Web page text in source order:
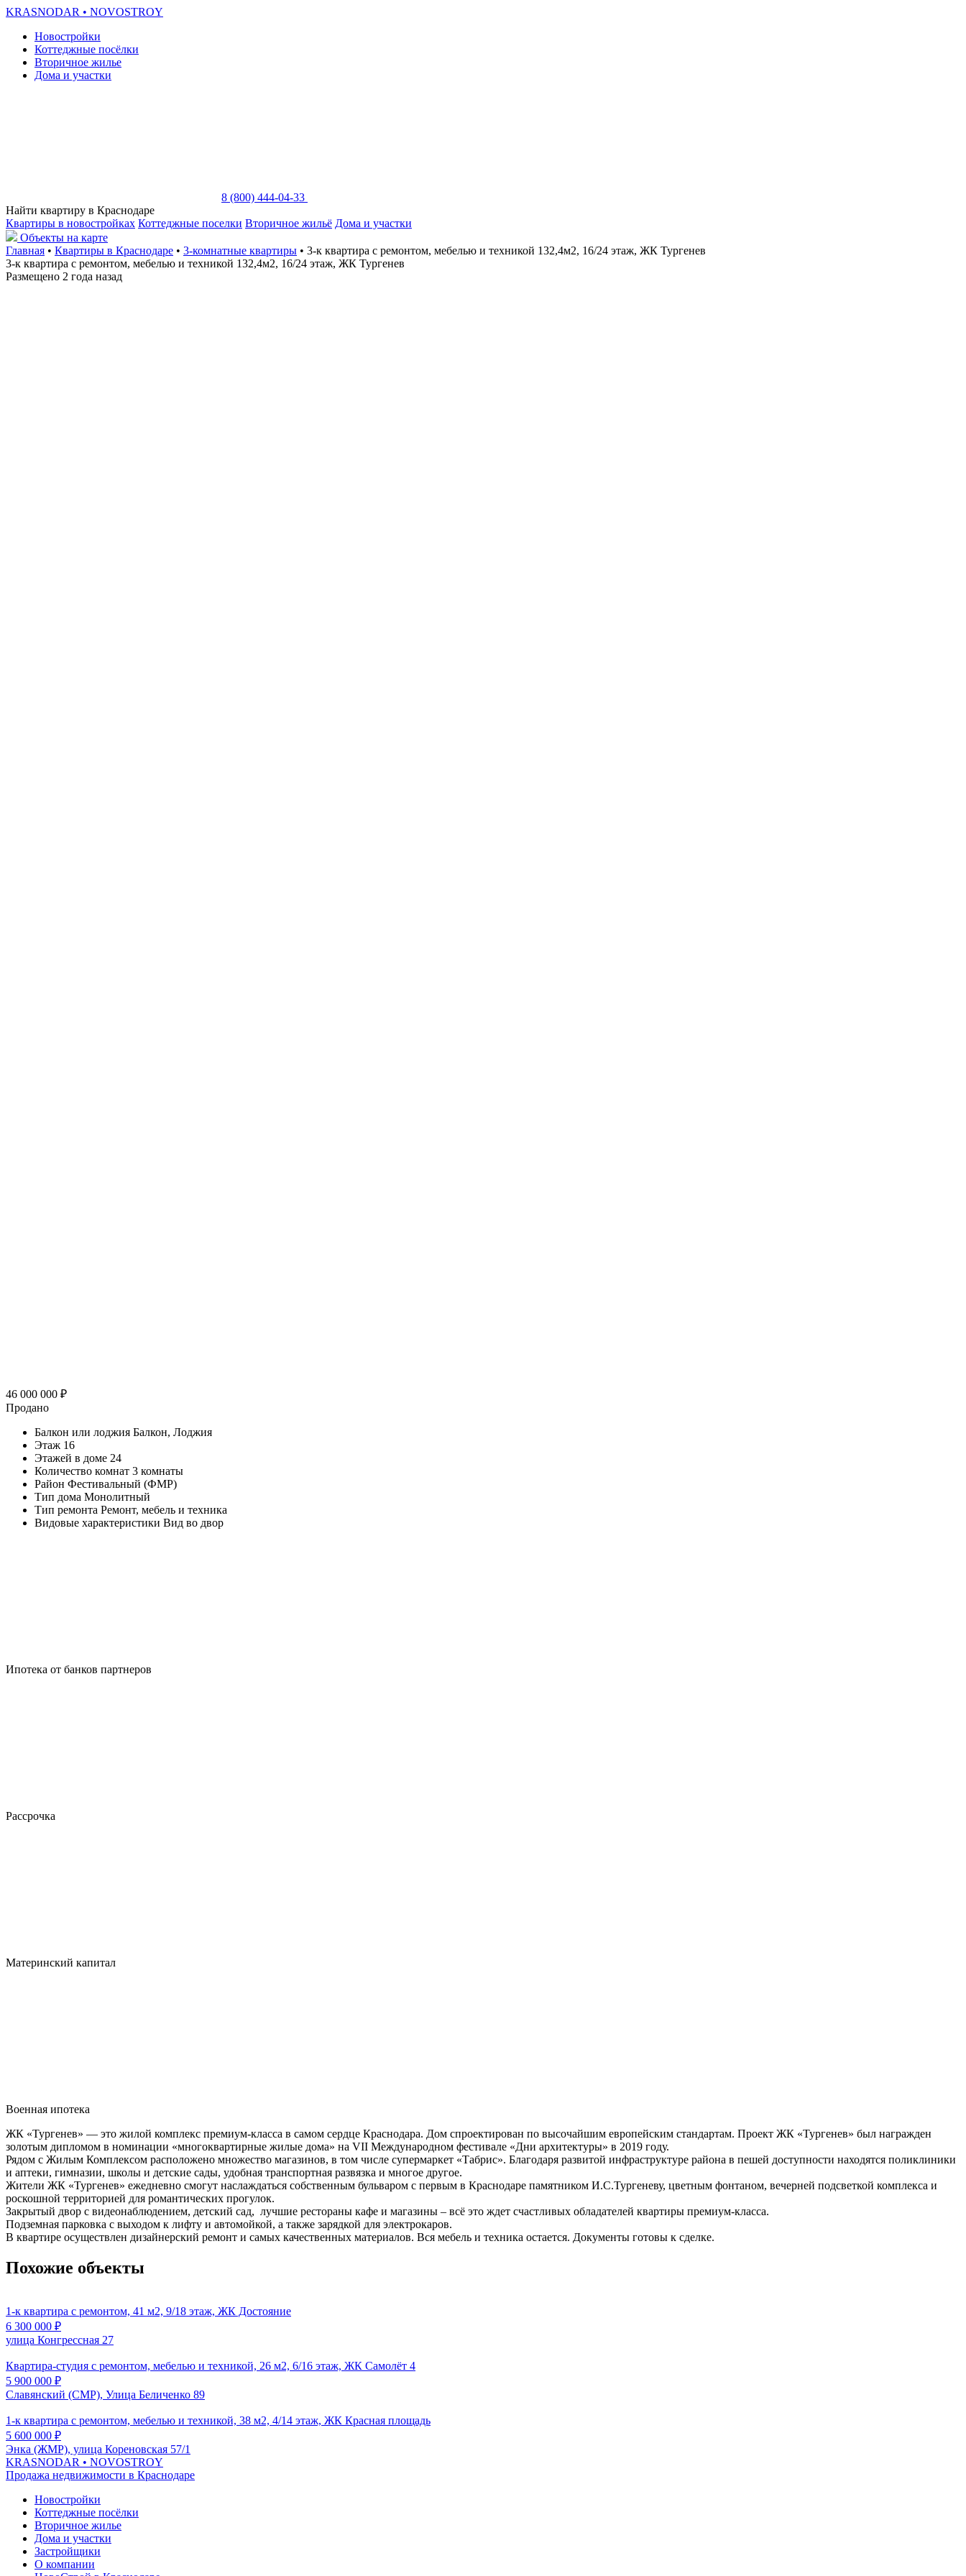
KRASNODAR • NOVOSTROY
Новостройки
Коттеджные посёлки
Вторичное жилье
Дома и участки
8 (800) 444-04-33
Найти квартиру в Краснодаре
Квартиры в новостройках Коттеджные поселки Вторичное жильё Дома и участки
Объекты на карте
Главная • Квартиры в Краснодаре • 3-комнатные квартиры • 3-к квартира с ремонтом, мебелью и техникой 132,4м2, 16/24 этаж, ЖК Тургенев
3-к квартира с ремонтом, мебелью и техникой 132,4м2, 16/24 этаж, ЖК Тургенев
Размещено 2 года назад
46 000 000 ₽
Продано
Балкон или лоджия Балкон, Лоджия
Этаж 16
Этажей в доме 24
Количество комнат 3 комнаты
Район Фестивальный (ФМР)
Тип дома Монолитный
Тип ремонта Ремонт, мебель и техника
Видовые характеристики Вид во двор
Ипотека от банков партнеров
Рассрочка
Материнский капитал
Военная ипотека
ЖК «Тургенев» — это жилой комплекс премиум-класса в самом сердце Краснодара. Дом спроектирован по высочайшим европейским стандартам. Проект ЖК «Тургенев» был награжден
золотым дипломом в номинации «многоквартирные жилые дома» на VII Международном фестивале «Дни архитектуры» в 2019 году.
Рядом с Жилым Комплексом расположено множество магазинов, в том числе супермаркет «Табрис». Благодаря развитой инфраструктуре района в пешей доступности находятся поликлиники
и аптеки, гимназии, школы и детские сады, удобная транспортная развязка и многое другое.
Жители ЖК «Тургенев» ежедневно смогут наслаждаться собственным бульваром с первым в Краснодаре памятником И.С.Тургеневу, цветным фонтаном, вечерней подсветкой комплекса и
роскошной территорией для романтических прогулок.
Закрытый двор с видеонаблюдением, детский сад, лучшие рестораны кафе и магазины – всё это ждет счастливых обладателей квартиры премиум-класса.
Подземная парковка с выходом к лифту и автомойкой, а также зарядкой для электрокаров.
В квартире осуществлен дизайнерский ремонт и самых качественных материалов. Вся мебель и техника остается. Документы готовы к сделке.
Похожие объекты
1-к квартира с ремонтом, 41 м2, 9/18 этаж, ЖК Достояние
6 300 000 ₽
улица Конгрессная 27
Квартира-студия с ремонтом, мебелью и техникой, 26 м2, 6/16 этаж, ЖК Самолёт 4
5 900 000 ₽
Славянский (СМР), Улица Беличенко 89
1-к квартира с ремонтом, мебелью и техникой, 38 м2, 4/14 этаж, ЖК Красная площадь
5 600 000 ₽
Энка (ЖМР), улица Кореновская 57/1
KRASNODAR • NOVOSTROY
Продажа недвижимости в Краснодаре
Новостройки
Коттеджные посёлки
Вторичное жилье
Дома и участки
Застройщики
О компании